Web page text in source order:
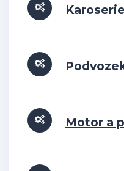
Motor a